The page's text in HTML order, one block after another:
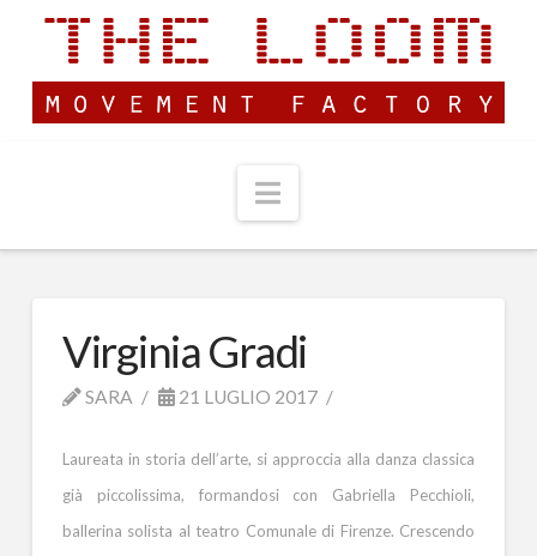
Navigation
Virginia Gradi
SARA 21 LUGLIO 2017
Laureata in storia dell’arte, si approccia alla danza classica
già piccolissima, formandosi con Gabriella Pecchioli,
ballerina solista al teatro Comunale di Firenze. Crescendo